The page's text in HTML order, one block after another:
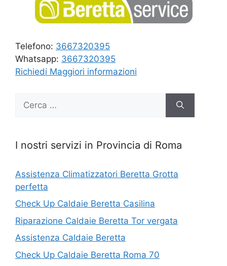
Telefono: 3667320395
Whatsapp: 3667320395
Richiedi Maggiori informazioni
per:
I nostri servizi in Provincia di Roma
Assistenza Climatizzatori Beretta Grotta
perfetta
Check Up Caldaie Beretta Casilina
Riparazione Caldaie Beretta Tor vergata
Assistenza Caldaie Beretta
Check Up Caldaie Beretta Roma 70